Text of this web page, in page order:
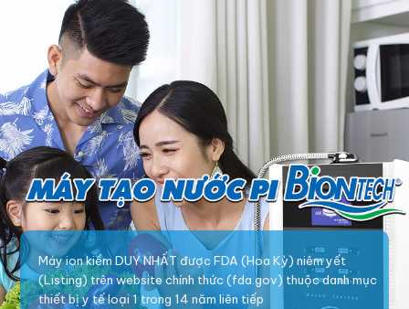
Máy ion kiềm DUY NHẤT được FDA (Hoa Kỳ) niêm yết
(Listing) trên website chính thức (fda.gov) thuộc danh mục
thiết bị y tế loại 1 trong 14 năm liên tiếp